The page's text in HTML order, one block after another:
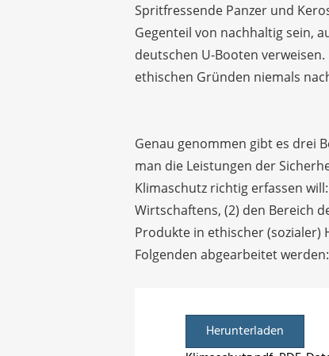
Spritfressende Panzer und
Gegenteil von nachhaltig sein,
deutschen U-Booten
ethischen Gründen niemals
Genau genommen gibt es drei
man die Leistungen der
Klimaschutz richtig erfassen
Wirtschaftens, (2) den Bereich
Produkte in ethischer (sozialer)
Folgenden abgearbeitet werden:
Herunterladen